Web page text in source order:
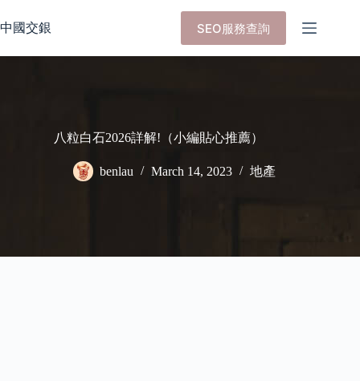
to
content
中國交銀 SEO服務查詢
八粒白石2026詳解!（小編貼心推薦）
benlau March 14, 2023 地產